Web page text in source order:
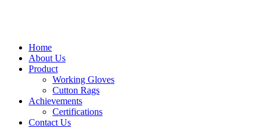
Home
About Us
Product
Working Gloves
Cutton Rags
Achievements
Certifications
Contact Us